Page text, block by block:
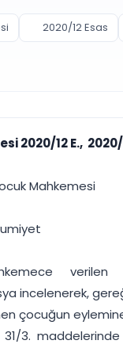
& TAKİP
Takip
ve görev
asla kaçırmayın
uca yönetim
inceleyin
2020/12 Esas
2020/12 E.,
Mahkemesi
verilen
incelenerek,
çocuğun
31/3.